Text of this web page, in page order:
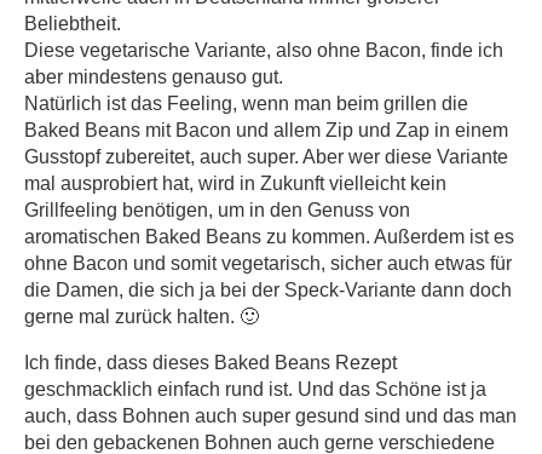
Beliebtheit.
Diese vegetarische Variante, also ohne Bacon, finde ich
aber mindestens genauso gut.
Natürlich ist das Feeling, wenn man beim grillen die
Baked Beans mit Bacon und allem Zip und Zap in einem
Gusstopf zubereitet, auch super. Aber wer diese Variante
mal ausprobiert hat, wird in Zukunft vielleicht kein
Grillfeeling benötigen, um in den Genuss von
aromatischen Baked Beans zu kommen. Außerdem ist es
ohne Bacon und somit vegetarisch, sicher auch etwas für
die Damen, die sich ja bei der Speck-Variante dann doch
gerne mal zurück halten. 🙂
Ich finde, dass dieses Baked Beans Rezept
geschmacklich einfach rund ist. Und das Schöne ist ja
auch, dass Bohnen auch super gesund sind und das man
bei den gebackenen Bohnen auch gerne verschiedene